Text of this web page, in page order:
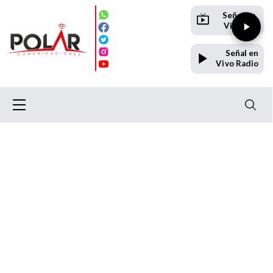
Señal en
Vivo TV
Señal en
Vivo Radio